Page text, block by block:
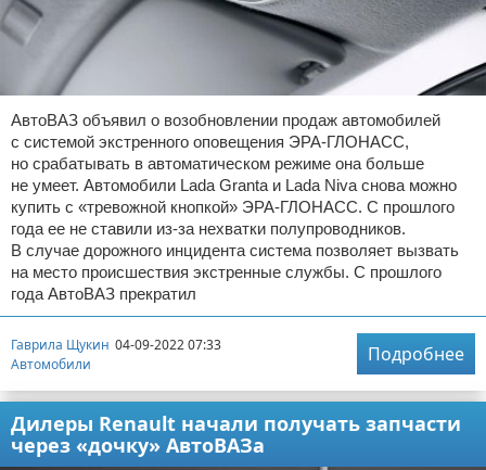
АвтоВАЗ объявил о возобновлении продаж автомобилей
с системой экстренного оповещения ЭРА-ГЛОНАСС,
но срабатывать в автоматическом режиме она больше
не умеет. Автомобили Lada Granta и Lada Niva снова можно
купить с «тревожной кнопкой» ЭРА-ГЛОНАСС. С прошлого
года ее не ставили из-за нехватки полупроводников.
В случае дорожного инцидента система позволяет вызвать
на место происшествия экстренные службы. С прошлого
года АвтоВАЗ прекратил
Гаврила Щукин 04-09-2022 07:33
Автомобили
Подробнее
Дилеры Renault начали получать запчасти
через «дочку» АвтоВАЗа